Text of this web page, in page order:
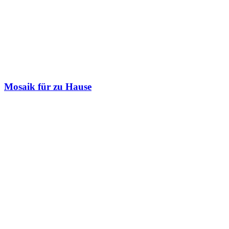
Mosaik für zu Hause